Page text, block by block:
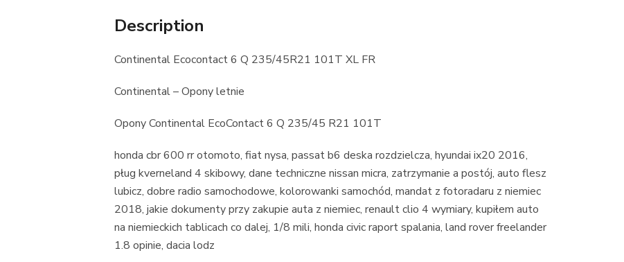
Description
Continental Ecocontact 6 Q 235/45R21 101T XL FR
Continental – Opony letnie
Opony Continental EcoContact 6 Q 235/45 R21 101T
honda cbr 600 rr otomoto, fiat nysa, passat b6 deska rozdzielcza, hyundai ix20 2016,
pług kverneland 4 skibowy, dane techniczne nissan micra, zatrzymanie a postój, auto flesz
lubicz, dobre radio samochodowe, kolorowanki samochód, mandat z fotoradaru z niemiec
2018, jakie dokumenty przy zakupie auta z niemiec, renault clio 4 wymiary, kupiłem auto
na niemieckich tablicach co dalej, 1/8 mili, honda civic raport spalania, land rover freelander
1.8 opinie, dacia lodz